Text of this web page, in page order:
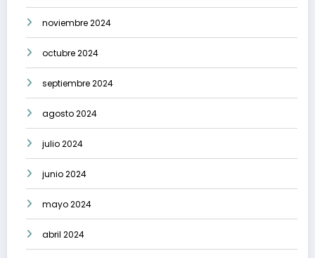
noviembre 2024
octubre 2024
septiembre 2024
agosto 2024
julio 2024
junio 2024
mayo 2024
abril 2024